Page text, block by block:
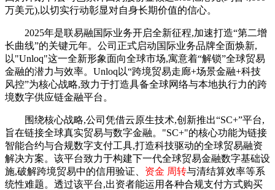
万美元),以切实行动彰显对自身长期价值的信心。
2025年是联易融国际业务开启全新征程,加速打造“第二增
长曲线”的关键元年。公司正式启动国际业务品牌全面焕新,
以"Unloq"这一全新形象面向全球市场,寓意着“解锁”全球贸易
金融的潜力与效率。Unloq以“跨境贸易走廊+场景金融+科技
风控”为核心战略,致力于打造具备全球网络与本地执行力的跨
境数字供应链金融平台。
围绕核心战略,公司凭借云原生技术,创新推出“SC+”平台,
旨在链接全球真实贸易与数字金融。"SC+"的核心功能为链接
智能合约与合规数字支付工具,打造科技驱动的全球贸易融资
解决方案。该平台致力于构建下一代全球贸易金融数字基础设
施,破解跨境贸易中的信用验证、 资金 周转与清结算效率等系
统性难题。透过该平台,出资者能运用各种合规支付方式购买